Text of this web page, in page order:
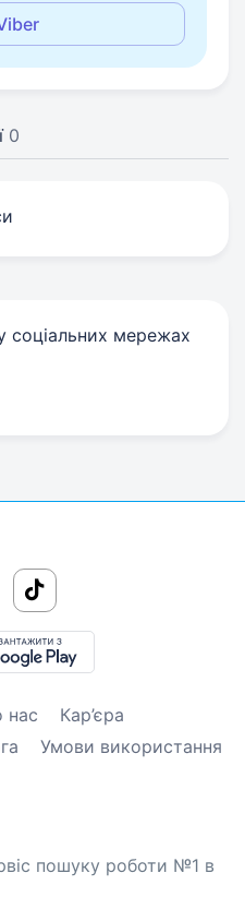
0
соціальних мережах
нас
Кар’єра
Умови використання
пошуку роботи №1 в